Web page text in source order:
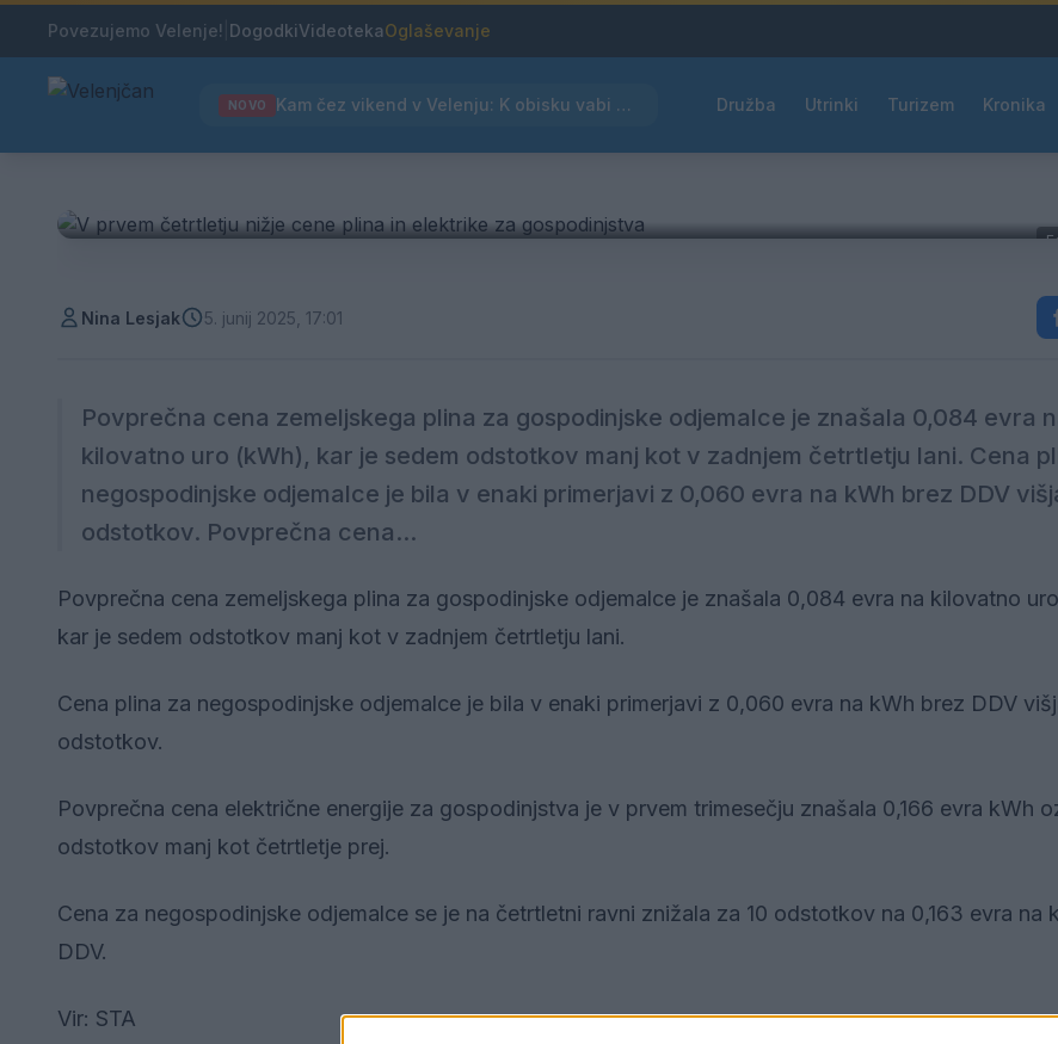
Povezujemo Velenje! DogodkiVideotekaOglaševanje
NOVO Kam čez vikend v Velenju: K obisku vabi Poletni bolšji sejem Družba Utrinki Turizem Kronika
GOSPODARSTVO
Nina Lesjak 5. junij 2025, 17:01
Povprečna cena zemeljskega plina za gospodinjske odjemalce je znašala 0,084 evra
kilovatno uro (kWh), kar je sedem odstotkov manj kot v zadnjem četrtletju lani. Cena
negospodinjske odjemalce je bila v enaki primerjavi z 0,060 evra na kWh brez DDV
odstotkov. Povprečna cena...
Povprečna cena zemeljskega plina za gospodinjske odjemalce je znašala 0,084 evra na kilovatno
kar je sedem odstotkov manj kot v zadnjem četrtletju lani.
Cena plina za negospodinjske odjemalce je bila v enaki primerjavi z 0,060 evra na kWh brez DDV
odstotkov.
Povprečna cena električne energije za gospodinjstva je v prvem trimesečju znašala 0,166 evra kWh
odstotkov manj kot četrtletje prej.
Cena za negospodinjske odjemalce se je na četrtletni ravni znižala za 10 odstotkov na 0,163 evra na
DDV.
Vir: STA